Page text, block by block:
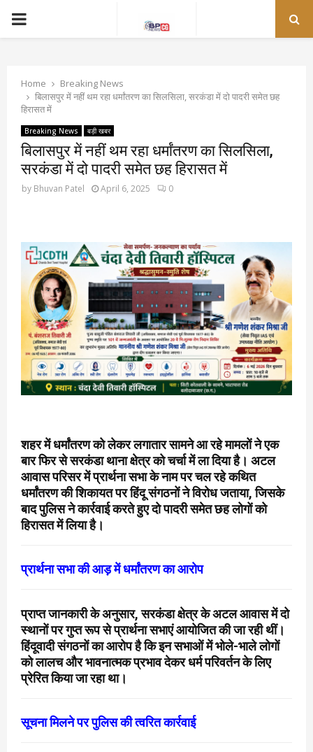
PRIMARY
Home
Breaking News
बिलासपुर में नहीं थम रहा धर्मांतरण का सिलसिला, सरकंडा में दो पादरी समेत छह
हिरासत में
Breaking News बड़ी खबर
बिलासपुर में नहीं थम रहा धर्मांतरण का सिलसिला,
सरकंडा में दो पादरी समेत छह हिरासत में
by Bhuvan Patel April 6, 2025 0
शहर में धर्मांतरण को लेकर लगातार सामने आ रहे मामलों ने एक
बार फिर से सरकंडा थाना क्षेत्र को चर्चा में ला दिया है। अटल
आवास परिसर में प्रार्थना सभा के नाम पर चल रहे कथित
धर्मांतरण की शिकायत पर हिंदू संगठनों ने विरोध जताया, जिसके
बाद पुलिस ने कार्रवाई करते हुए दो पादरी समेत छह लोगों को
हिरासत में लिया है।
प्रार्थना सभा की आड़ में धर्मांतरण का आरोप
प्राप्त जानकारी के अनुसार, सरकंडा क्षेत्र के अटल आवास में दो
स्थानों पर गुप्त रूप से प्रार्थना सभाएं आयोजित की जा रही थीं।
हिंदूवादी संगठनों का आरोप है कि इन सभाओं में भोले-भाले लोगों
को लालच और भावनात्मक प्रभाव देकर धर्म परिवर्तन के लिए
प्रेरित किया जा रहा था।
सूचना मिलने पर पुलिस की त्वरित कार्रवाई